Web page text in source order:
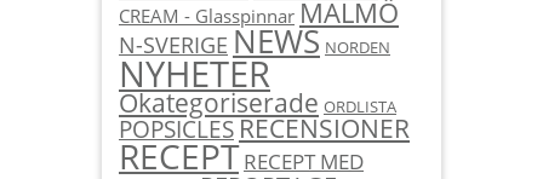
CREAM - Glasspinnar MALMÖ
N-SVERIGE NEWS NORDEN
NYHETER
Okategoriserade ORDLISTA
POPSICLESRECENSIONER
RECEPT RECEPT MED